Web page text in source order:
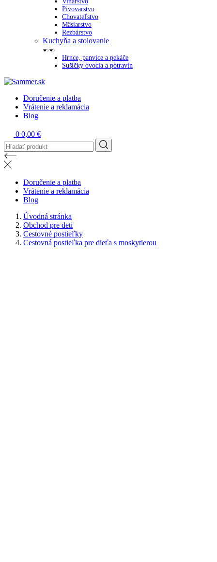
Pivovarstvo
Chovateľstvo
Mäsiarstvo
Rezbárstvo
Kuchyňa a stolovanie
Hrnce, panvice a pekáče
Sušičky ovocia a potravín
Doručenie a platba
Vrátenie a reklamácia
Blog
0 0,00 €
Doručenie a platba
Vrátenie a reklamácia
Blog
Úvodná stránka
Obchod pre deti
Cestovné postieľky
Cestovná postieľka pre dieťa s moskytierou